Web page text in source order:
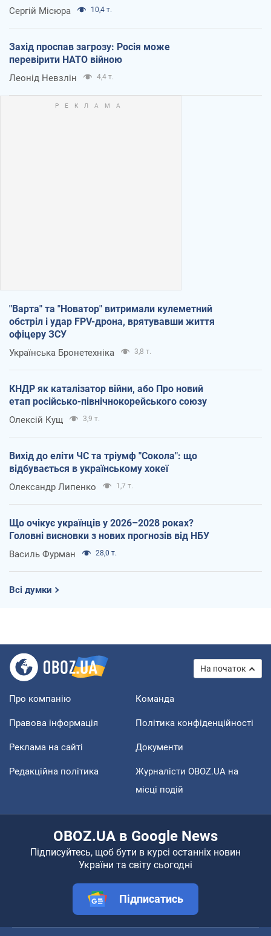
Сергій Місюра 10,4 т.
Захід проспав загрозу: Росія може
перевірити НАТО війною
Леонід Невзлін 4,4 т.
"Варта" та "Новатор" витримали кулеметний
обстріл і удар FPV-дрона, врятувавши життя
офіцеру ЗСУ
Українська Бронетехніка 3,8 т.
КНДР як каталізатор війни, або Про новий
етап російсько-північнокорейського союзу
Олексій Кущ 3,9 т.
Вихід до еліти ЧС та тріумф "Сокола": що
відбувається в українському хокеї
Олександр Липенко 1,7 т.
Що очікує українців у 2026–2028 роках?
Головні висновки з нових прогнозів від НБУ
Василь Фурман 28,0 т.
Всі думки
На початок
Про компанію Команда
Правова інформація Політика конфіденційності
Реклама на сайті Документи
Редакційна політика
Журналісти OBOZ.UA на
місці подій
OBOZ.UA в Google News
Підписуйтесь, щоб бути в курсі останніх новин
України та світу сьогодні
Підписатись